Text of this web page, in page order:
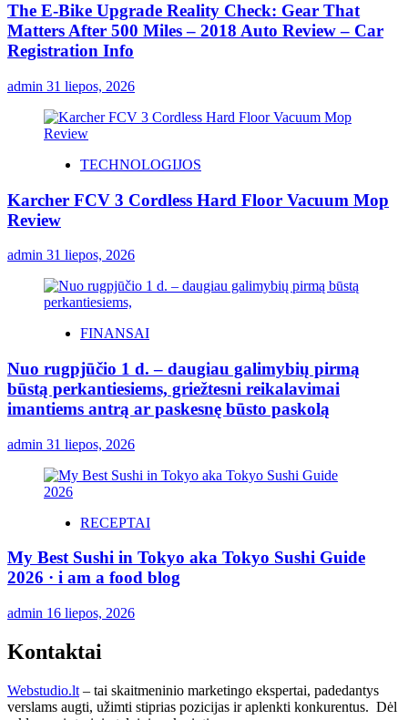
The E-Bike Upgrade Reality Check: Gear That
Matters After 500 Miles – 2018 Auto Review – Car
Registration Info
admin 31 liepos, 2026
TECHNOLOGIJOS
Karcher FCV 3 Cordless Hard Floor Vacuum Mop
Review
admin 31 liepos, 2026
FINANSAI
Nuo rugpjūčio 1 d. – daugiau galimybių pirmą
būstą perkantiesiems, griežtesni reikalavimai
imantiems antrą ar paskesnę būsto paskolą
admin 31 liepos, 2026
RECEPTAI
My Best Sushi in Tokyo aka Tokyo Sushi Guide
2026 · i am a food blog
admin 16 liepos, 2026
Kontaktai
Webstudio.lt – tai skaitmeninio marketingo ekspertai, padedantys
verslams augti, užimti stiprias pozicijas ir aplenkti konkurentus. Dėl